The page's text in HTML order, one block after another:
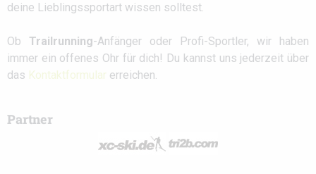
deine Lieblingssportart wissen solltest.
Ob Trailrunning-Anfänger oder Profi-Sportler, wir haben
immer ein offenes Ohr für dich! Du kannst uns jederzeit über
das Kontaktformular erreichen.
Partner